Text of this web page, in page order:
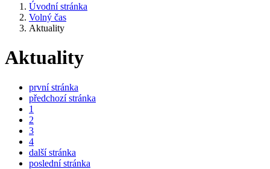
Úvodní stránka
Volný čas
Aktuality
Aktuality
první stránka
předchozí stránka
1
2
3
4
další stránka
poslední stránka